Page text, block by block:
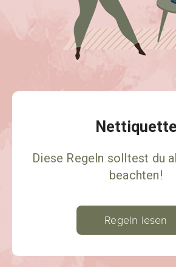
Nettiquette
Diese Regeln solltest du
beachten!
Regeln lesen